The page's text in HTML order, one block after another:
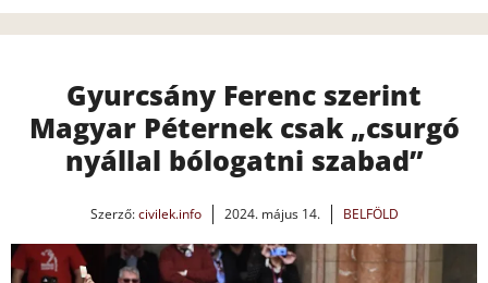
Gyurcsány Ferenc szerint
Magyar Péternek csak „csurgó
nyállal bólogatni szabad”
Szerző:civilek.info 2024. május 14. BELFÖLD